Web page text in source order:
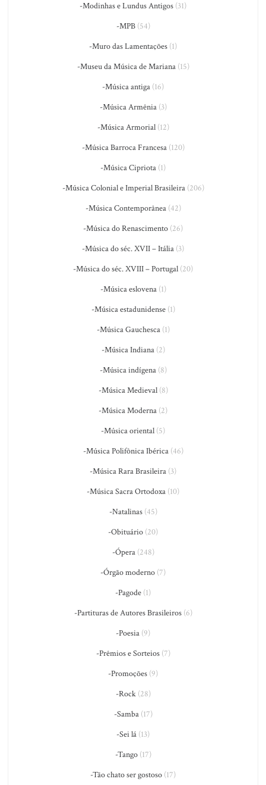
-Modinhas e Lundus Antigos (31)
-MPB(54)
-Muro das Lamentações (1)
-Museu da Música de Mariana(15)
-Música antiga (16)
-Música Armênia(3)
-Música Armorial(12)
-Música Barroca Francesa(120)
-Música Cipriota (1)
-Música Colonial e Imperial Brasileira(206)
-Música Contemporânea(42)
-Música do Renascimento (26)
-Música do séc. XVII – Itália (3)
-Música do séc. XVIII – Portugal (20)
-Música eslovena(1)
-Música estadunidense(1)
-Música Gauchesca(1)
-Música Indiana(2)
-Música indígena(8)
-Música Medieval(8)
-Música Moderna (2)
-Música oriental (5)
-Música Polifônica Ibérica(46)
-Música Rara Brasileira (3)
-Música Sacra Ortodoxa (10)
-Natalinas(45)
-Obituário (20)
-Ópera(248)
-Órgão moderno (7)
-Pagode (1)
-Partituras de Autores Brasileiros(6)
-Poesia (9)
-Prêmios e Sorteios(7)
-Promoções (9)
-Rock(28)
-Samba(17)
-Sei lá (13)
-Tango(17)
-Tão chato ser gostoso (17)